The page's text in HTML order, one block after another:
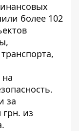
более 102
на
за
из